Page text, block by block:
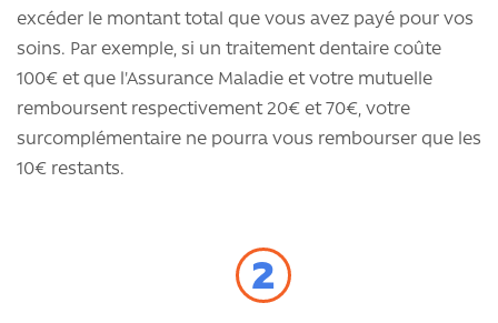
excéder le montant total que vous avez payé pour vos
soins. Par exemple, si un traitement dentaire coûte
100€ et que l'Assurance Maladie et votre mutuelle
remboursent respectivement 20€ et 70€, votre
surcomplémentaire ne pourra vous rembourser que les
10€ restants.
2